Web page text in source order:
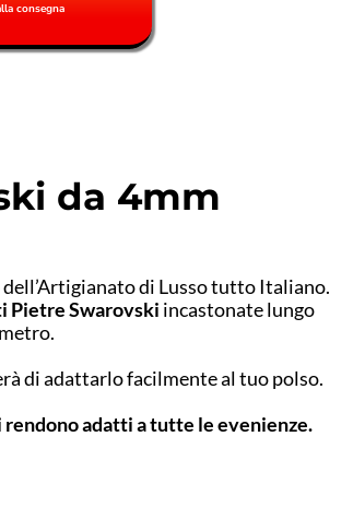
consegna
da 4mm
di Lusso tutto Italiano.
Pietre Swarovski incastonate lungo
di adattarlo facilmente al tuo polso.
adatti a tutte le evenienze.